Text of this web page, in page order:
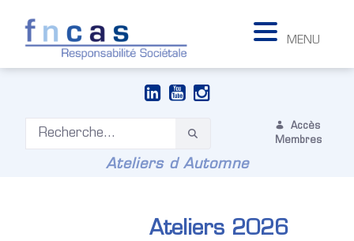
Accès
Membres
MENU
Ateliers d Automne
Ateliers 2026